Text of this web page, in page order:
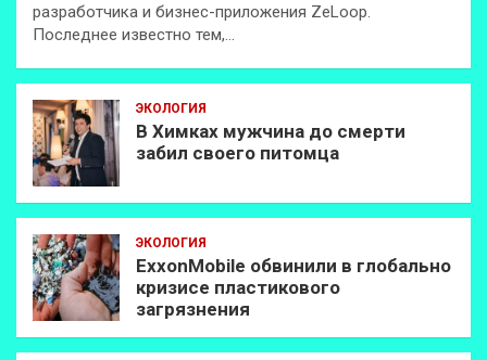
разработчика и бизнес-приложения ZeLoop.
Последнее известно тем,…
ЭКОЛОГИЯ
В Химках мужчина до смерти
забил своего питомца
ЭКОЛОГИЯ
ExxonMobilе обвинили в глобально
кризисе пластикового
загрязнения